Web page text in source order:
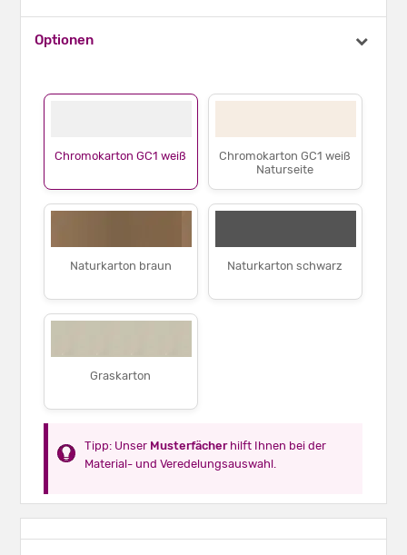
Chromokarton GC1 weiß
Chromokarton GC1 weiß
Naturseite
Naturkarton braun Naturkarton schwarz
Graskarton
Tipp: Unser Musterfächerhilft Ihnen bei der
Material- und Veredelungsauswahl.
Optionen